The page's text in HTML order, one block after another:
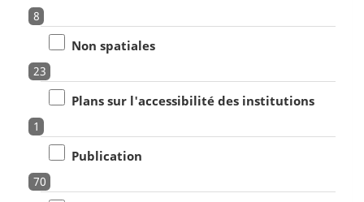
8
Non spatiales
23
Plans sur l'accessibilité des institutions
1
Publication
70